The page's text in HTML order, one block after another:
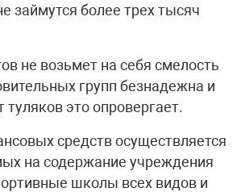
займутся более трех тысяч
не возьмет на себя смелость
групп безнадежна и
это опровергает.
средств осуществляется
на содержание учреждения
школы всех видов и